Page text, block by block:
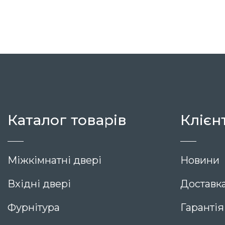
Каталог товарів
Міжкімнатні двері
Вхідні двері
Фурнітура
Новини